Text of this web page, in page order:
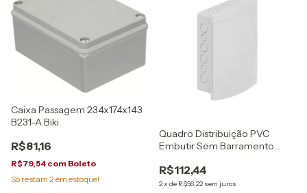
Caixa Passagem 234x174x143
B231-A Biki
R$81,16
R$79,54 com Boleto
Só restam 2 em estoque!
Quadro Distribuição PVC
Embutir Sem Barramento
R$112,44
2x de R$56,22 sem juros